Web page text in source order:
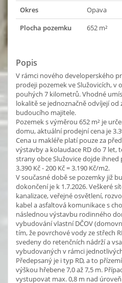
Okres
Opava
Plocha pozemku
652 m²
Popis
V rámci nového developerského
prodeji pozemek ve Služovicích, v
pouhých 7 kilometrů. Vhodné
lokalitě se jednoznačně odvíjejí
budoucího majitele.
Pozemek s výměrou 652 m² je
domu, aktuální prodejní cena je
Cena u makléře platí pouze za
výstavby a kolaudace RD do 7 let,
strany obce Služovice dojde ihned
3.390 Kč - 200 Kč = 3.190 Kč/m2.
V současné době se pozemky již
dokončení je k 1.7.2026. Veškeré
kanalizace, veřejné osvětlení,
kabel a asfaltová komunikace s
následnou výstavbu rodinného
vybudování vlastní DČOV
tím, že povrchové vody ze střech
svedeny do retenčních nádrží a
vybudovaných v rámci
Předepsaný je i typ RD, a to
výškou hřebene 7,0 až 7,5 m.
vystupovat max. 0,8 m nad